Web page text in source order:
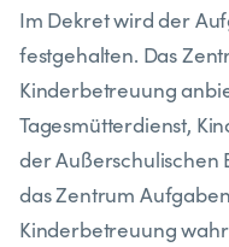
Im Dekret wird der
festgehalten. Das
Kinderbetreuung
Tagesmütterdienst,
der Außerschulischen
das Zentrum
Kinderbetreuung